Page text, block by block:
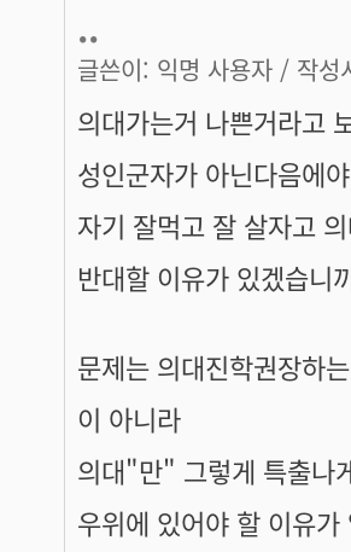
..
글쓴이: 익명 사용자 / 작성
의대가는거 나쁜거라고
성인군자가 아닌다음에야
자기 잘먹고 잘 살자고
반대할 이유가 있겠습니
문제는 의대진학권장하
이 아니라
의대"만" 그렇게 특출나
우위에 있어야 할 이유가